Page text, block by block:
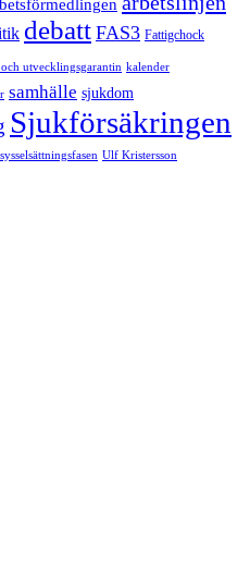
debatt FAS3 Fattigchock
utvecklingsgarantin kalender
samhälle sjukdom
Sjukförsäkringen
sysselsättningsfasen Ulf Kristersson